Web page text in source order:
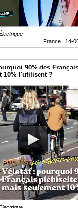
France | 14-
90% des
10% l'utilisent ?